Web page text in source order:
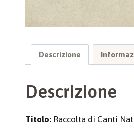
Descrizione
Descrizione
Titolo: Raccolta di Canti